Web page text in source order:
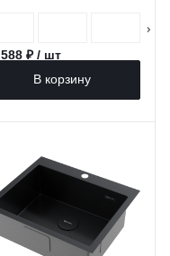
₽ / шт
В корзину